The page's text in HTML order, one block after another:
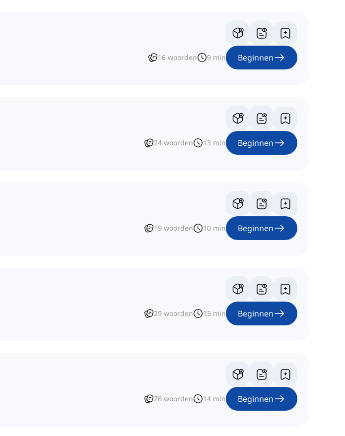
16 woorden 9 min Beginnen
24 woorden 13 min Beginnen
19 woorden 10 min Beginnen
29 woorden 15 min Beginnen
26 woorden 14 min Beginnen